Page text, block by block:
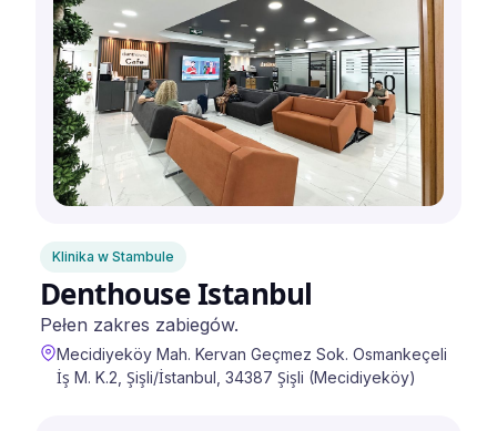
Klinika w Stambule
Denthouse Istanbul
Pełen zakres zabiegów.
Mecidiyeköy Mah. Kervan Geçmez Sok. Osmankeçeli
İş M. K.2, Şişli/İstanbul, 34387 Şişli (Mecidiyeköy)